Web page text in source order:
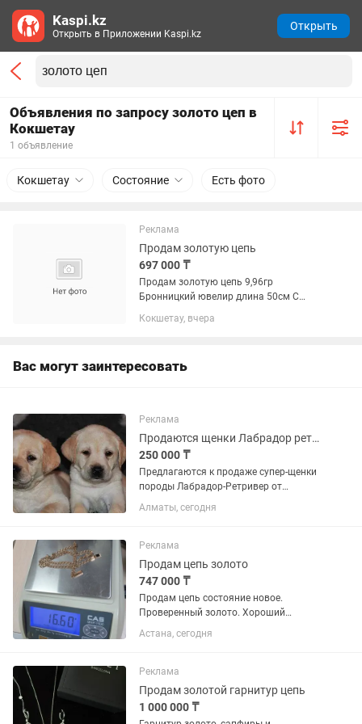
Объявления по запросу золото цеп в
Кокшетау
1 объявление
Кокшетау Состояние Есть фото
Реклама
Продам золотую цепь
697 000 ₸
Продам золотую цепь 9,96гр
Бронницкий ювелир длина 50см С
себя теперь нуждаюсь финансово
Кокшетау, вчера
Вас могут заинтересовать
Реклама
Продаются щенки Лабрадор ретривер
250 000 ₸
Предлагаются к продаже супер-щенки
породы Лабрадор-Ретривер от
родителей чемпионов! Щенки в
наличии свободные девочки и
объявлении, Торопитесь приобрести
крепких и...
Алматы, сегодня
Реклама
Продам цепь золото
747 000 ₸
Продам цепь состояние новое.
Проверенный золото. Хороший
вложение. 16,60 грамм литое.
Астана, сегодня
Реклама
Продам золотой гарнитур цепь
1 000 000 ₸
Kaspi.kz
Открыть в Приложении Kaspi.kz
Открыть